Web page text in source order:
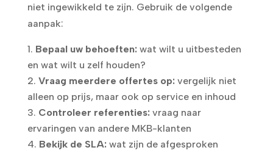
niet ingewikkeld te zijn. Gebruik de volgende
aanpak:
Bepaal uw behoeften: wat wilt u uitbesteden
en wat wilt u zelf houden?
Vraag meerdere offertes op: vergelijk niet
alleen op prijs, maar ook op service en inhoud
Controleer referenties: vraag naar
ervaringen van andere MKB-klanten
Bekijk de SLA: wat zijn de afgesproken